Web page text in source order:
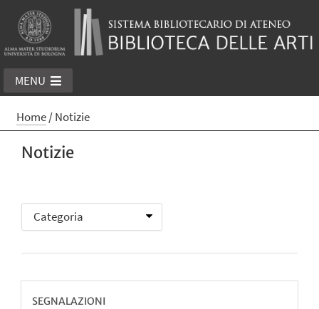
MENU
Home/Notizie
Notizie
SEGNALAZIONI